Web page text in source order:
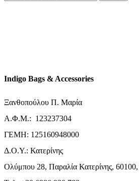
Indigo Bags & Accessories
Ξανθοπούλου Π. Μαρία
Α.Φ.Μ.: 123237304
ΓΕΜΗ: 125160948000
Δ.Ο.Υ.: Κατερίνης
Ολύμπου 28, Παραλία Κατερίνης,